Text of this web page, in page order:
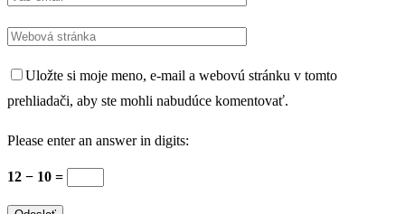
Uložte si moje meno, e-mail a webovú stránku v tomto
prehliadači, aby ste mohli nabudúce komentovať.
Please enter an answer in digits:
12 − 10 =